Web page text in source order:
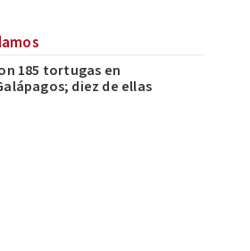
185 tortugas en
diez de ellas